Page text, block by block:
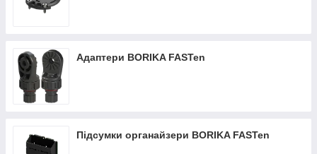
Адаптери BORIKA FASTen
Підсумки органайзери BORIKA FASTen